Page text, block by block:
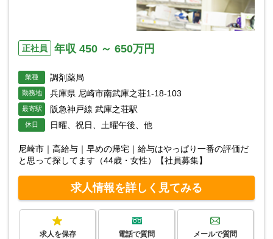
正社員 年収 450 ～ 650万円
業種 調剤薬局
勤務地 兵庫県 尼崎市南武庫之荘1-18-103
最寄駅 阪急神戸線 武庫之荘駅
休日 日曜、祝日、土曜午後、他
尼崎市｜高給与｜早めの帰宅｜給与はやっぱり一番の評価だ
と思って探してます（44歳・女性）【社員募集】
求人情報を詳しく見てみる
求人を保存 電話で質問 メールで質問